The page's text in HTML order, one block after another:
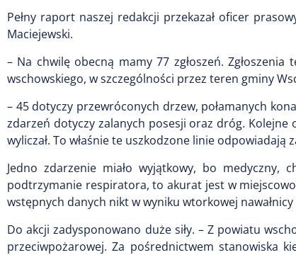
Pełny raport naszej redakcji przekazał oficer
Maciejewski.
– Na chwilę obecną mamy 77 zgłoszeń.
wschowskiego, w szczególności przez teren gminy
– 45 dotyczy przewróconych drzew, połamanych
zdarzeń dotyczy zalanych posesji oraz dróg.
wyliczał. To właśnie te uszkodzone linie
Jedno zdarzenie miało wyjątkowy, bo medyczny,
podtrzymanie respiratora, to akurat jest w
wstępnych danych nikt w wyniku wtorkowej
Do akcji zadysponowano duże siły. – Z powiatu
przeciwpożarowej. Za pośrednictwem stanowiska